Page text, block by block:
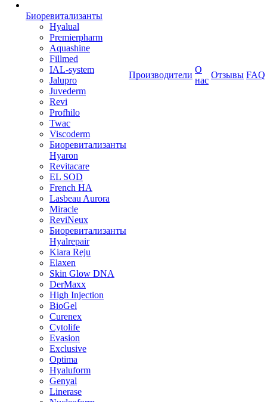
Биоревитализанты
Hyalual
Premierpharm
Aquashine
Fillmed
IAL-system
Jalupro
Juvederm
Revi
Profhilo
Twac
Viscoderm
Биоревитализанты
Hyaron
Revitacare
EL SOD
French HA
Lasbeau Aurora
Miracle
ReviNeux
Биоревитализанты
Hyalrepair
Kiara Reju
Elaxen
Skin Glow DNA
DerMaxx
High Injection
BioGel
Curenex
Cytolife
Evasion
Exclusive
Optima
Hyaluform
Genyal
Linerase
Производители
О
нас
Отзывы FAQ